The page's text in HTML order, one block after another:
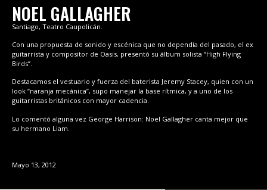
NOEL GALLAGHER
Santiago, Teatro Caupolicán.
Con una propuesta de sonido y escénica que no dependía del pasado, el ex
guitarrista y compositor de Oasis, presentó su álbum solista “High Flying
Birds”.
Destacamos el vestuario y fuerza del baterista Jeremy Stacey, quien con un
look “naranja mecánica”, supo manejar la base rítmica, y a uno de los
guitarristas británicos con mayor cadencia.
Lo comentó alguna vez George Harrison: Noel Gallagher canta mejor que
su hermano Liam.
Mayo 13, 2012